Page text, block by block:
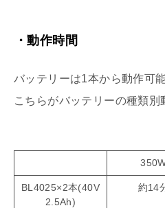
・動作時間
バッテリーは1本から動作可能
こちらがバッテリーの種類別
BL4025×2本(40V
2.5Ah)
約14